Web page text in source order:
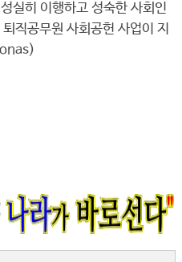
실히 이행하고 성숙한 사회인
직공무원 사회공헌 사업이 지